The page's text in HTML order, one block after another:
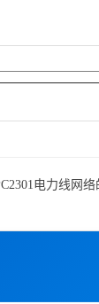
电力线网